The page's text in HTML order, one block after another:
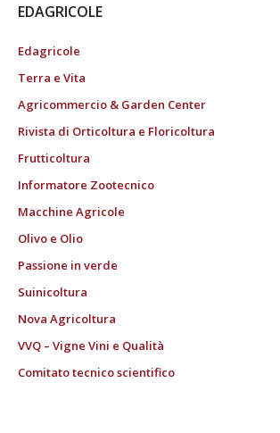
EDAGRICOLE
Edagricole
Terra e Vita
Agricommercio & Garden Center
Rivista di Orticoltura e Floricoltura
Frutticoltura
Informatore Zootecnico
Macchine Agricole
Olivo e Olio
Passione in verde
Suinicoltura
Nova Agricoltura
VVQ – Vigne Vini e Qualità
Comitato tecnico scientifico